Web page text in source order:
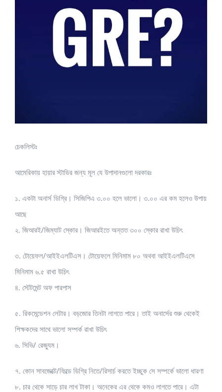
চেকলিস্টঃ
আমেরিকায় হায়ার স্টাডির জন্য মূল যে উপাদানগুলো দরকারঃ
১. একটা অনার্স ডিগ্রি। সিজিপিএ ৩.০০ হলে ভালো। ৩.০০ এর কম হলেও উপায়
আছে
২. জিআরই/জিম্যাট স্কোর। জিআরইতে অন্তত ৩০০ স্কোর রাখা উচিৎ
৩. টোয়েফল/আইইএলটিএস। টোয়েফলে মিনিমাম ৮০ অথবা আইইএলটিএসে
মিনিমাম ৬.৫ রাখা উচিৎ
৪. স্টেটমেন্ট অফ পারপাস
৫. রিকমেন্ডেশন লেটার। বড়জোর তিনটা লাগতে পারে। তাই অনার্সের শুরু থেকেই
শিক্ষকদের সাথে ভালো সম্পর্ক রাখা উচিৎ
৬. সিভি/ রেজ্যুম।
৭. কোন সাবজেক্টে/ফিল্ডে ডিগ্রি নিতে/রিসার্চ করতে ইচ্ছুক সে সম্পর্কে ভালো ধারণা
৮. চার থেকে সাড়ে চার লাখ টাকা। অনেকের এর থেকে কমও লাগতে পারে। এটা